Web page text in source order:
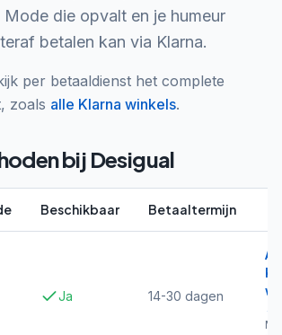
Mode die opvalt en je humeur
betalen kan via Klarna.
per betaaldienst het complete
zoals alle Klarna winkels.
bij Desigual
Beschikbaar Betaaltermijn
Ja 14-30 dagen
→